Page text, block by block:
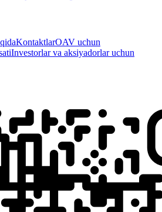
KontaktlarOAV uchun
Investorlar va aksiyadorlar uchun